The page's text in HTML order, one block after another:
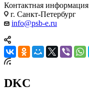
Контактная информация
г. Санкт-Петербург
info@psb-e.ru
DKC